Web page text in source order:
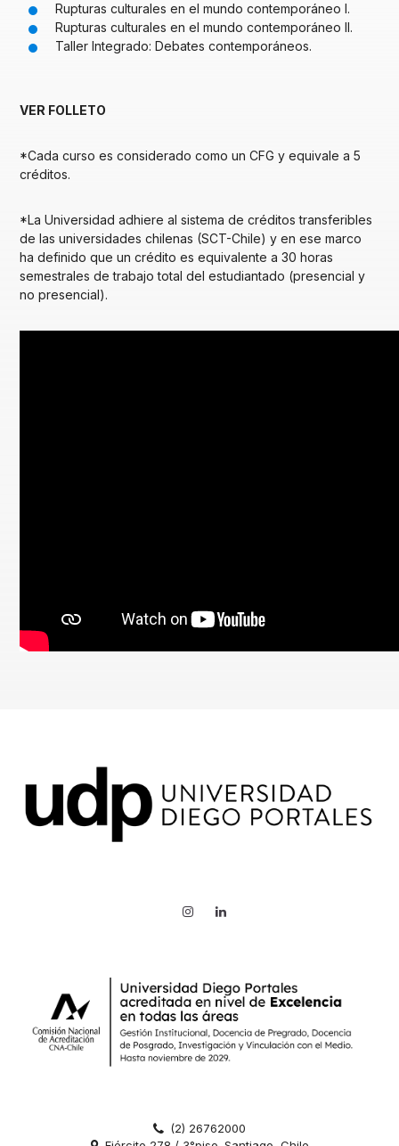
Rupturas culturales en el mundo contemporáneo I.
Rupturas culturales en el mundo contemporáneo II.
Taller Integrado: Debates contemporáneos.
VER FOLLETO
*Cada curso es considerado como un CFG y equivale a 5
créditos.
*La Universidad adhiere al sistema de créditos transferibles
de las universidades chilenas (SCT-Chile) y en ese marco
ha definido que un crédito es equivalente a 30 horas
semestrales de trabajo total del estudiantado (presencial y
no presencial).
(2) 26762000